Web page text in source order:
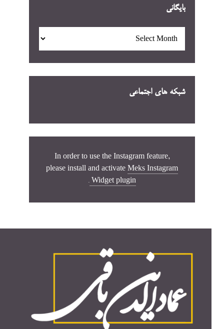
بایگانی
شبکه های اجتماعی
In order to use the Instagram feature,
please install and activate Meks Instagram
Widget plugin
.